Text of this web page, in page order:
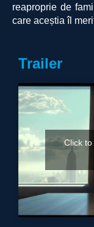
reaproprie de
care aceștia îl
Trailer
Click